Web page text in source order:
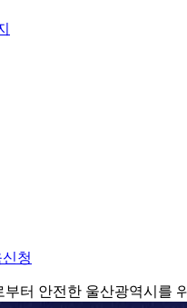
청
부터 안전한 울산광역시를